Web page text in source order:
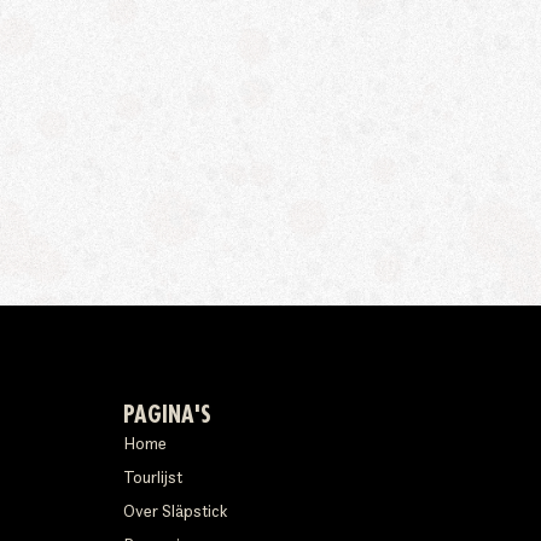
PAGINA'S
Home
Tourlijst
Over Släpstick